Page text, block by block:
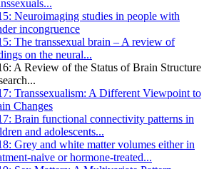
Neuroimaging studies in people with
incongruence
The transsexual brain – A review of
on the neural...
A Review of the Status of Brain Structure
Transsexualism: A Different Viewpoint to
Changes
Brain functional connectivity patterns in
and adolescents...
Grey and white matter volumes either in
naive or hormone-treated...